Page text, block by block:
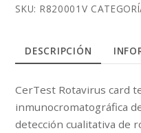
SKU: R820001V
DESCRIPCIÓN
CerTest Rotavirus card
inmunocromatográfica
detección cualitativa de